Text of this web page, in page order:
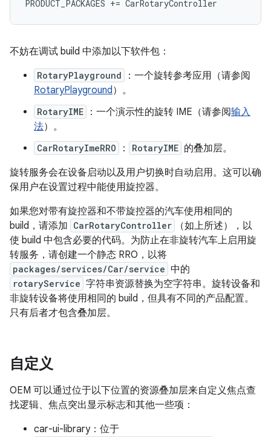
不妨在调试 build 中添加以下软件包：
RotaryPlayground
：一个旋转参考应用（请参阅
RotaryPlayground）。
RotaryIME ：一个演示性的旋转 IME（请参阅输入
法）。
CarRotaryImeRRO ： RotaryIME 的叠加层。
旋转服务会在设备启动以及用户切换时自动启用。这可以确
保用户在设置过程中能使用旋控器。
如果您对带有旋控器和不带旋控器的汽车使用相同的
build，请添加 CarRotaryController
（如上所述），以
使 build 中包含必要的代码。为防止在非旋转汽车上启用旋
转服务，请创建一个静态 RRO，以将
packages/services/Car/service 中的
rotaryService 字符串资源替换为空字符串。旋转设备和
非旋转设备将使用相同的 build，但具有不同的产品配置。
只有后者才包含叠加层。
自定义
OEM 可以通过位于以下位置的资源叠加层来自定义焦点查
找逻辑、焦点突出显示标志和其他一些项：
car-ui-library：位于